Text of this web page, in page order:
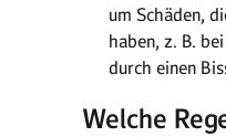
um Schäden,
haben, z. B.
durch einen
Welche